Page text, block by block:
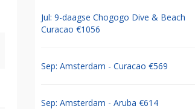
Jul: 9-daagse Chogogo Dive & Beach
Curacao €1056
Sep: Amsterdam - Curacao €569
Sep: Amsterdam - Aruba €614